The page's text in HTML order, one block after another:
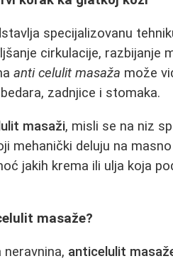
specijalizovanu
cirkulacije, razbijanje
anti celulit masaža može
zadnjice i stomaka.
masaži, misli se na niz
mehanički deluju na
jakih krema ili ulja koja
masaže?
anticelulit